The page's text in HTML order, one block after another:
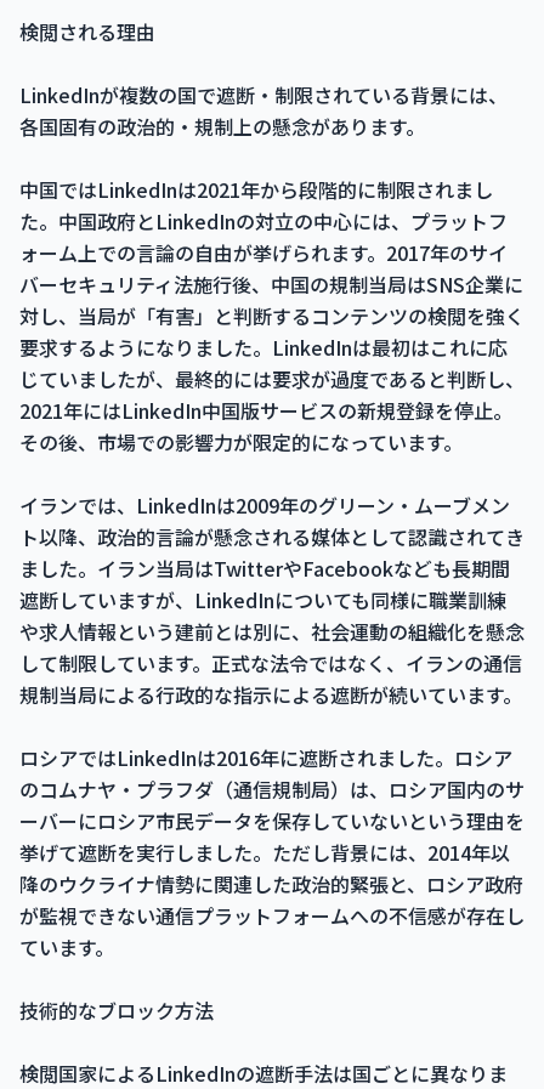
検閲される理由
LinkedInが複数の国で遮断・制限されている背景には、
各国固有の政治的・規制上の懸念があります。
中国ではLinkedInは2021年から段階的に制限されまし
た。中国政府とLinkedInの対立の中心には、プラットフ
ォーム上での言論の自由が挙げられます。2017年のサイ
バーセキュリティ法施行後、中国の規制当局はSNS企業に
対し、当局が「有害」と判断するコンテンツの検閲を強く
要求するようになりました。LinkedInは最初はこれに応
じていましたが、最終的には要求が過度であると判断し、
2021年にはLinkedIn中国版サービスの新規登録を停止。
その後、市場での影響力が限定的になっています。
イランでは、LinkedInは2009年のグリーン・ムーブメン
ト以降、政治的言論が懸念される媒体として認識されてき
ました。イラン当局はTwitterやFacebookなども長期間
遮断していますが、LinkedInについても同様に職業訓練
や求人情報という建前とは別に、社会運動の組織化を懸念
して制限しています。正式な法令ではなく、イランの通信
規制当局による行政的な指示による遮断が続いています。
ロシアではLinkedInは2016年に遮断されました。ロシア
のコムナヤ・プラフダ（通信規制局）は、ロシア国内のサ
ーバーにロシア市民データを保存していないという理由を
挙げて遮断を実行しました。ただし背景には、2014年以
降のウクライナ情勢に関連した政治的緊張と、ロシア政府
が監視できない通信プラットフォームへの不信感が存在し
ています。
技術的なブロック方法
検閲国家によるLinkedInの遮断手法は国ごとに異なりま